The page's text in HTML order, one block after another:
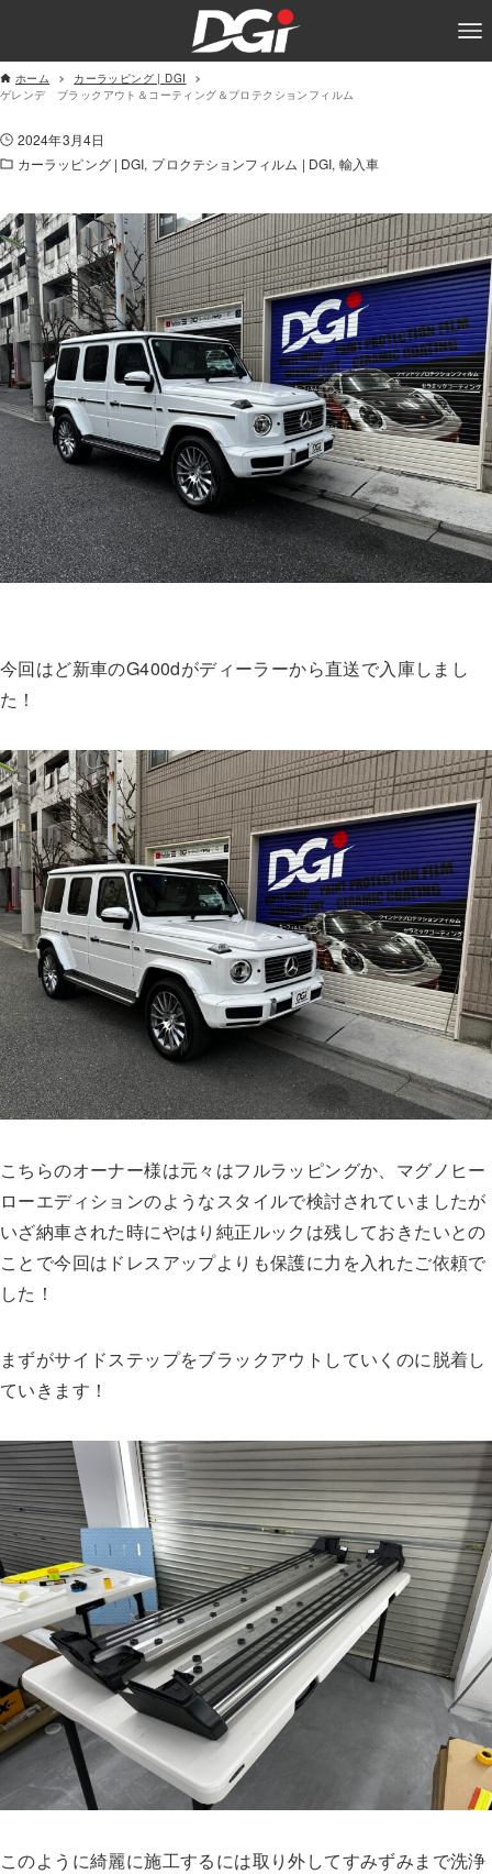
ホーム
カーラッピング | DGI
ゲレンデ ブラックアウト＆コーティング＆プロテクションフィルム
2024年3月4日
カーラッピング | DGI プロクテションフィルム | DGI 輸入車
今回はど新車のG400dがディーラーから直送で入庫しまし
た！
こちらのオーナー様は元々はフルラッピングか、マグノヒー
ローエディションのようなスタイルで検討されていましたが
いざ納車された時にやはり純正ルックは残しておきたいとの
ことで今回はドレスアップよりも保護に力を入れたご依頼で
した！
まずがサイドステップをブラックアウトしていくのに脱着し
ていきます！
このように綺麗に施工するには取り外してすみずみまで洗浄